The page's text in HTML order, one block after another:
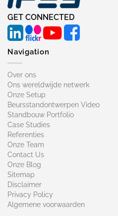
GET CONNECTED
Navigation
Over ons
Ons wereldwijde netwerk
Onze Setup
Beursstandontwerpen Video
Standbouw Portfolio
Case Studies
Referenties
Onze Team
Contact Us
Onze Blog
Sitemap
Disclaimer
Privacy Policy
Algemene voorwaarden